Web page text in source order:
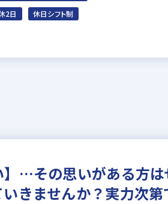
2日
休日シフト制
】…その思いがある方
きませんか？実力次